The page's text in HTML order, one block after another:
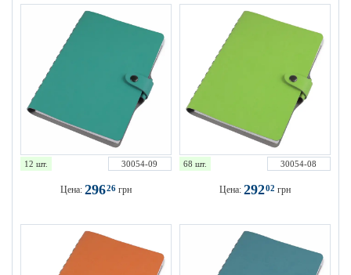
12 шт. 30054-09
Цена: 29626 грн
68 шт. 30054-08
Цена: 29202 грн